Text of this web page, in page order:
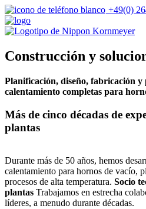
+49(0)
Construcción y
Planificación, diseño, fabricación y
calentamiento completas para
Más de cinco décadas de
plantas
Durante más de 50 años, hemos
calentamiento para hornos de vacío,
procesos de alta temperatura. Socio
plantas Trabajamos en estrecha
líderes, a menudo durante décadas.